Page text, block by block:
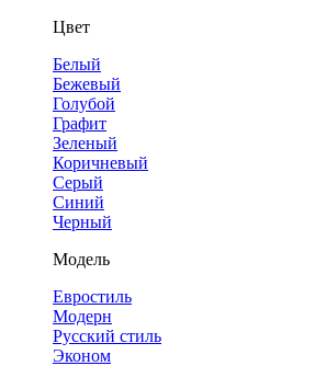
Цвет
Белый
Бежевый
Голубой
Графит
Зеленый
Коричневый
Серый
Синий
Черный
Модель
Евростиль
Модерн
Русский стиль
Эконом